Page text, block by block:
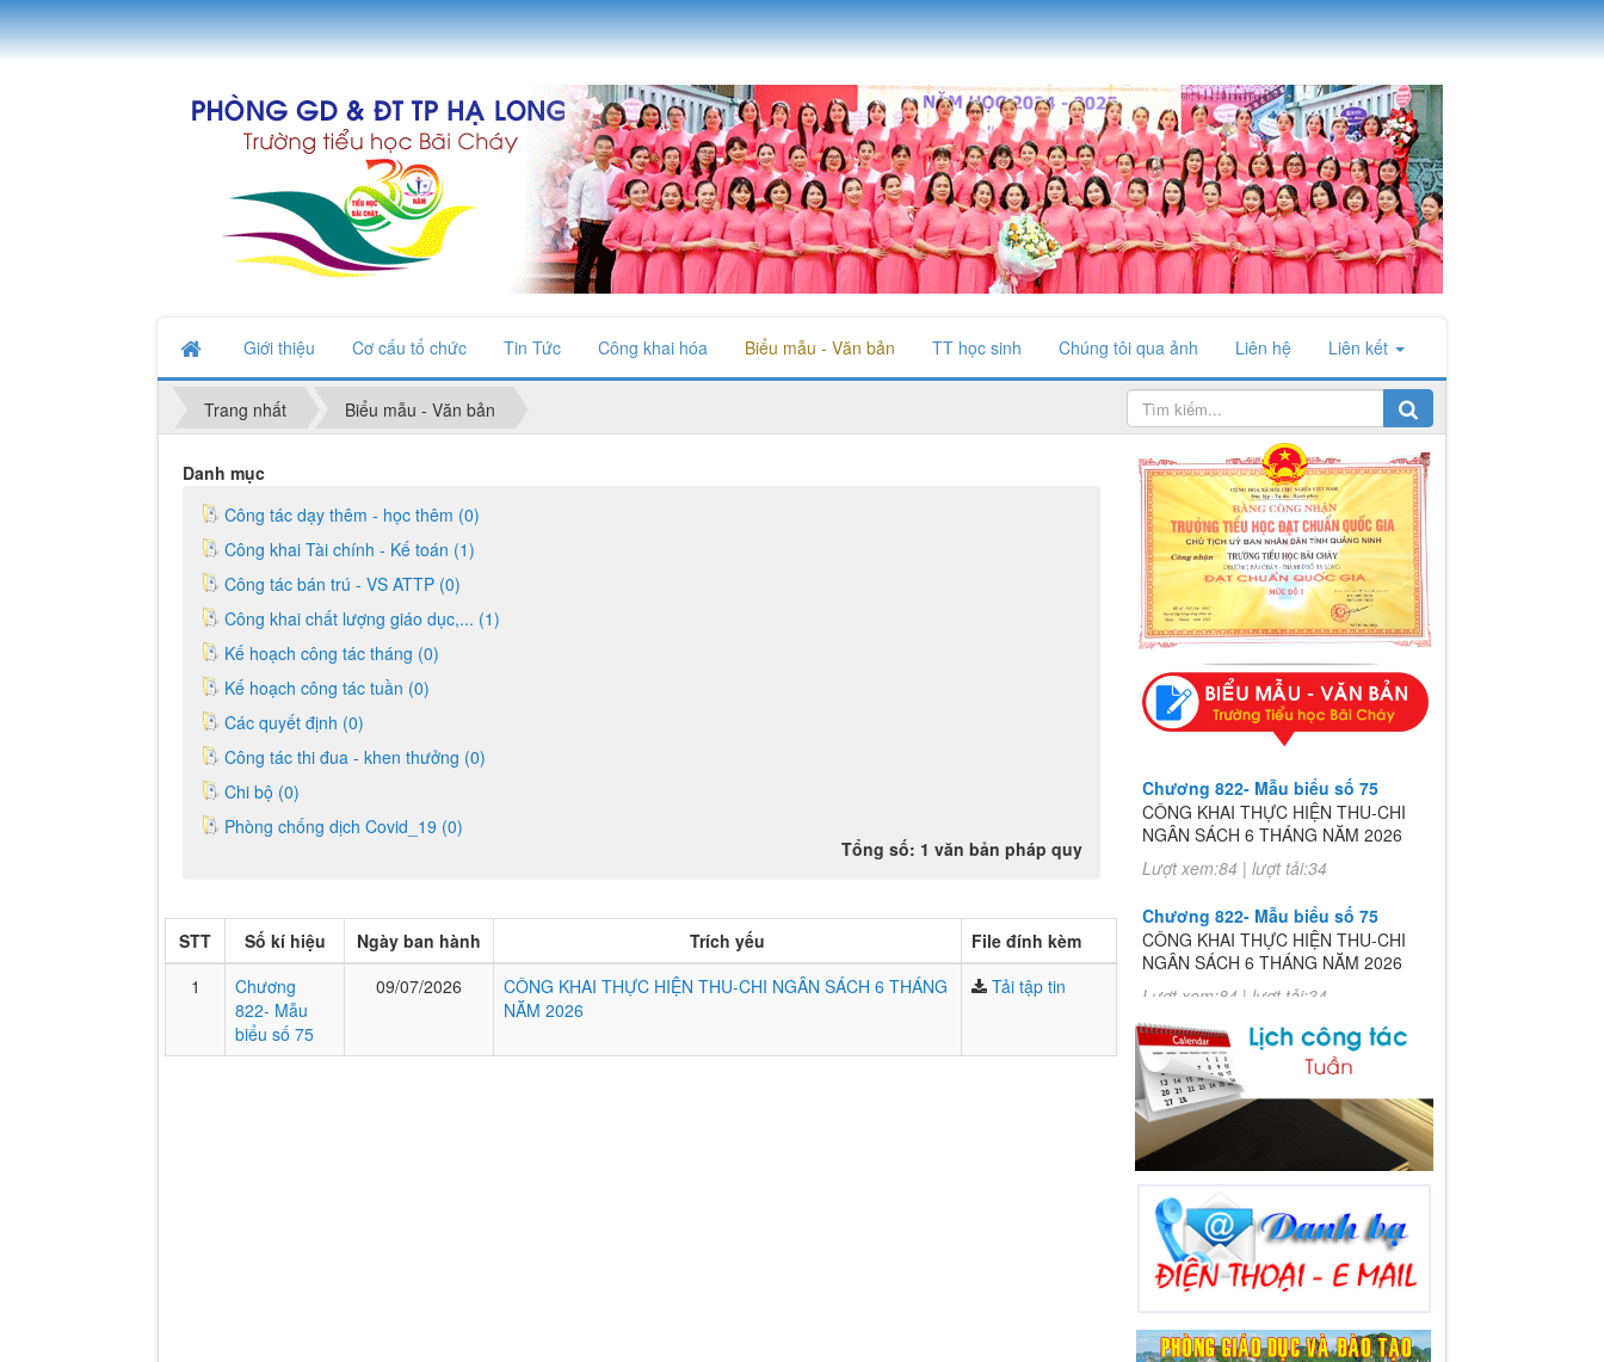
Giới thiệu Cơ cấu tổ chức Tin Tức Công khai hóa Biểu mẫu - Văn bản TT học sinh Chúng tôi qua ảnh Liên hệ Liên kết
Trang nhất Biểu mẫu - Văn bản
Danh mục
Công tác dạy thêm - học thêm (0)
Công khai Tài chính - Kế toán (1)
Công tác bán trú - VS ATTP (0)
Công khai chất lượng giáo dục,... (1)
Kế hoạch công tác tháng (0)
Kế hoạch công tác tuần (0)
Các quyết định (0)
Công tác thi đua - khen thưởng (0)
Chi bộ (0)
Phòng chống dịch Covid_19 (0)
Tổng số: 1 văn bản pháp quy
STT Số kí hiệu Ngày ban hành Trích yếu
File đính kèm
1
Chương
822- Mẫu
biểu số 75
09/07/2026
CÔNG KHAI THỰC HIỆN THU-CHI NGÂN SÁCH 6 THÁNG
NĂM 2026
Tải tập tin
Chương 822- Mẫu biểu số 75
CÔNG KHAI THỰC HIỆN THU-CHI
NGÂN SÁCH 6 THÁNG NĂM 2026
Lượt xem:84 | lượt tải:34
Chương 822- Mẫu biểu số 75
CÔNG KHAI THỰC HIỆN THU-CHI
NGÂN SÁCH 6 THÁNG NĂM 2026
Lượt xem:84 | lượt tải:34